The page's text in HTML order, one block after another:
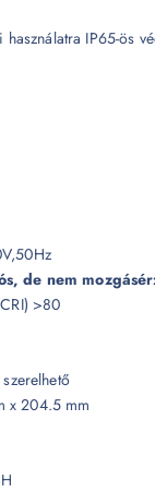
IP65-ös
de nem
>80
x 204.5 mm